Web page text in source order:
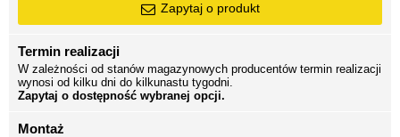
Zapytaj o produkt
Termin realizacji
W zależności od stanów magazynowych producentów termin realizacji
wynosi od kilku dni do kilkunastu tygodni.
Zapytaj o dostępność wybranej opcji.
Montaż